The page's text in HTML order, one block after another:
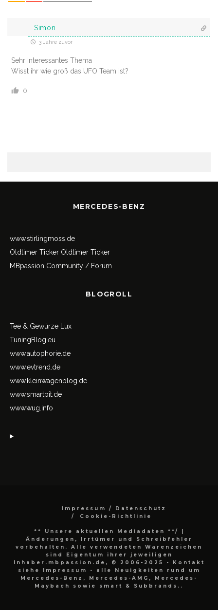
Simon
3 Jahre zuvor
Sehr Interessantes Thema
Wisst ihr wie groß das UFO Team ist?
0
MERCEDES-BENZ
www.stirlingmoss.de
Oldtimer Ticker Oldtimer Ticker
MBpassion Community / Forum
BLOGROLL
Tee & Gewürze Lux
TuningBlog.eu
www.autophorie.de
www.evtrend.de
www.kleinwagenblog.de
www.smartpit.de
www.wug.info
Impressum / Datenschutz
Cookie-Richtlinie
** Unsere aktuellen Mediadaten **/
|
Änderungen, Irrtümer und Schreibfehler
vorbehalten. Alle verwendeten Warenzeichen
sind Eigentum ihrer jeweiligen
Inhaber.mbpassion.de, © 2006-2025 - Kontakt
siehe Impressum - alle Neuigkeiten rund um
Mercedes-Benz, Mercedes-AMG, Mercedes-
Maybach sowie smart & Subbrands..